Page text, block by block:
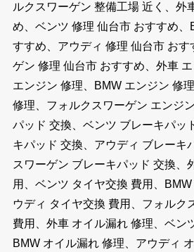
ルクスワーゲン 整備工場 近く、外
め、ベンツ 修理 仙台市 おすすめ、
すすめ、アウディ 修理 仙台市 お
ゲン 修理 仙台市 おすすめ、外車
エンジン 修理、BMW エンジン 修
修理、フォルクスワーゲン エンジ
パッド 交換、ベンツ ブレーキパッ
キパッド 交換、アウディ ブレーキ
スワーゲン ブレーキパッド 交換、
用、ベンツ タイヤ交換 費用、
ウディ タイヤ交換 費用、フォルク
費用、外車 オイル漏れ 修理、ベン
BMW オイル漏れ 修理、アウディ